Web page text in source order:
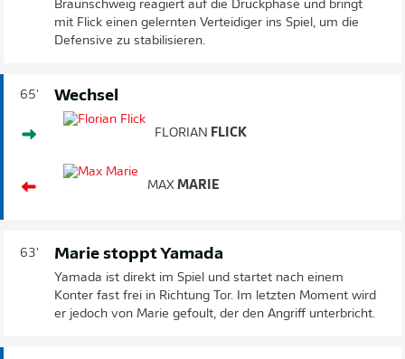
Braunschweig reagiert auf die Druckphase und bringt
mit Flick einen gelernten Verteidiger ins Spiel, um die
Defensive zu stabilisieren.
65' Wechsel
FLORIAN FLICK
MAX MARIE
63' Marie stoppt Yamada
Yamada ist direkt im Spiel und startet nach einem
Konter fast frei in Richtung Tor. Im letzten Moment wird
er jedoch von Marie gefoult, der den Angriff unterbricht.